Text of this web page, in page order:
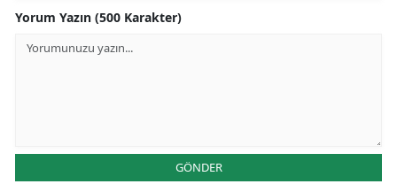
Yorum Yazın (500 Karakter)
GÖNDER